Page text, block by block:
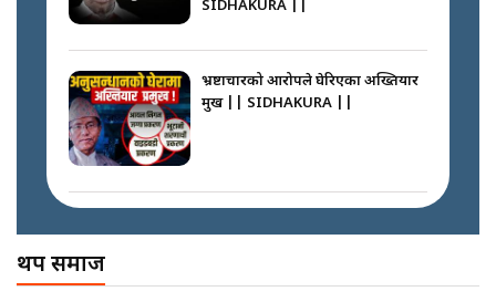
लगाउन जानेलाई रोकौँः रवि लामिछाने ||
SIDHAKURA ||
|| PM BALEN ADDRESS ||
SIDHAKURA ||
भ्रष्टाचारको आरोपले घेरिएका अख्तियार
प्रमुख || SIDHAKURA ||
SIDHAKURA
थप समाज